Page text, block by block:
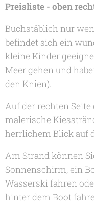
Preisliste - oben
Buchstäblich nur
befindet sich ein
kleine Kinder
Meer gehen und
den Knien).
Auf der rechten
malerische
herrlichem Blick auf
Am Strand können
Sonnenschirm, ein
Wasserski fahren
hinter dem Boot